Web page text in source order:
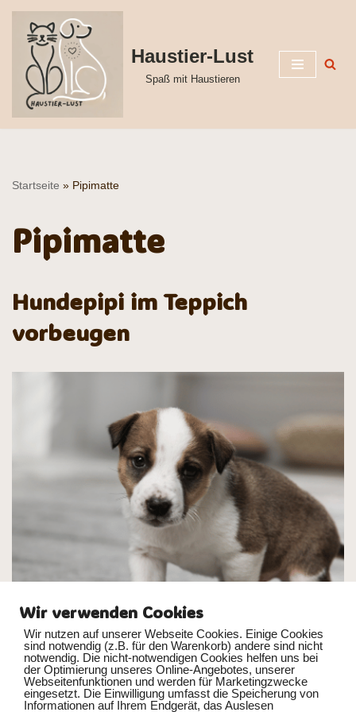
Zum
Inhalt
springen
Haustier-Lust
Spaß mit Haustieren
Startseite » Pipimatte
Pipimatte
Hundepipi im Teppich
vorbeugen
Wir verwenden Cookies
Wir nutzen auf unserer Webseite Cookies. Einige Cookies
sind notwendig (z.B. für den Warenkorb) andere sind nicht
notwendig. Die nicht-notwendigen Cookies helfen uns bei
der Optimierung unseres Online-Angebotes, unserer
Webseitenfunktionen und werden für Marketingzwecke
eingesetzt. Die Einwilligung umfasst die Speicherung von
Informationen auf Ihrem Endgerät, das Auslesen